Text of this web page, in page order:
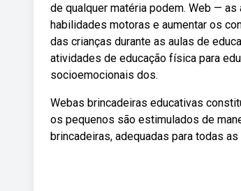
de qualquer matéria podem. Web —
habilidades motoras e aumentar os
das crianças durante as aulas de
atividades de educação física para
socioemocionais dos.
Webas brincadeiras educativas
os pequenos são estimulados de
brincadeiras, adequadas para todas